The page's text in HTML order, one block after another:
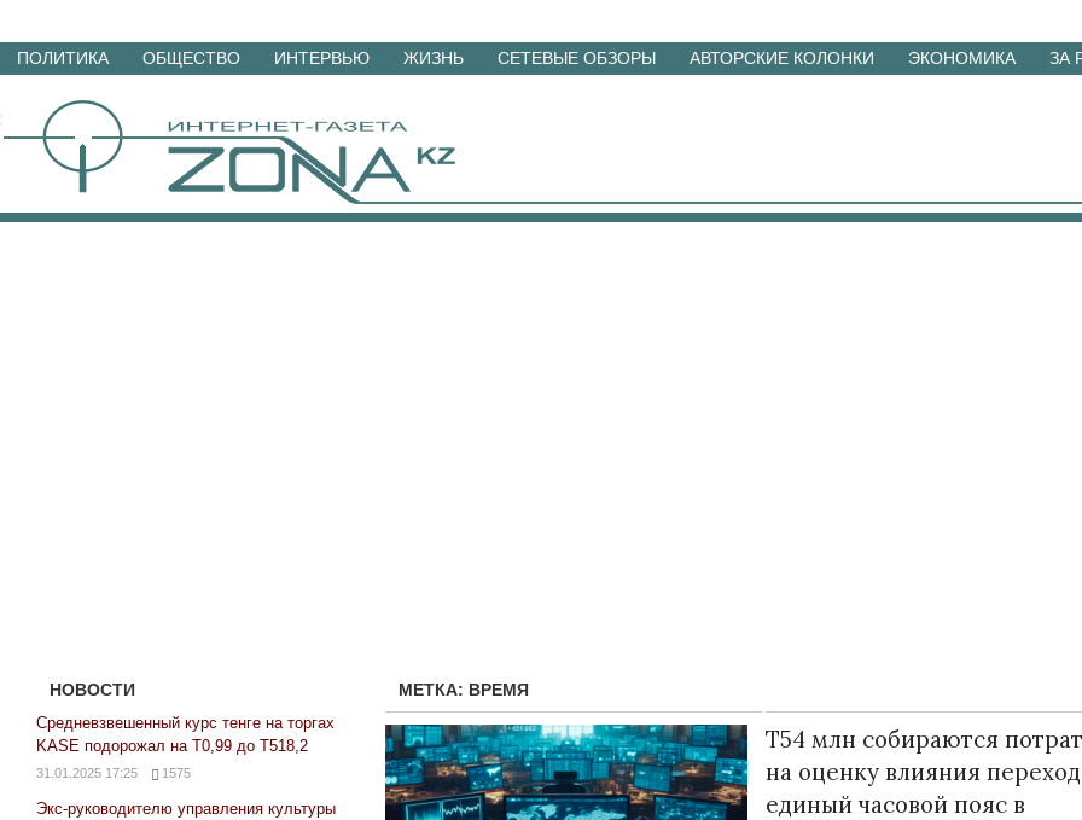
Перейти
материалам
ПОЛИТИКА ОБЩЕСТВО ИНТЕРВЬЮ ЖИЗНЬ СЕТЕВЫЕ ОБЗОРЫ АВТОРСКИЕ КОЛОНКИ ЭКОНОМИКА ЗА
МЕТКА: ВРЕМЯ
Т54 млн собираются
на оценку влияния
единый часовой пояс в
НОВОСТИ
Средневзвешенный курс тенге на торгах
KASE подорожал на Т0,99 до Т518,2
31.01.2025 17:25 1575
Экс-руководителю управления культуры